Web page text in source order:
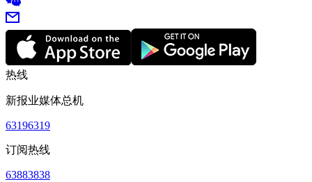
热线
新报业媒体总机
63196319
订阅热线
63883838